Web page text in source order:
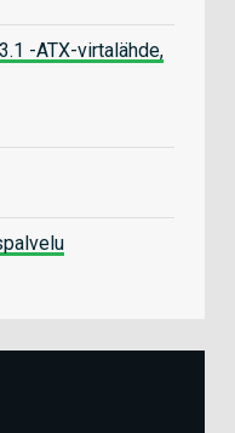
-ATX-virtalähde,